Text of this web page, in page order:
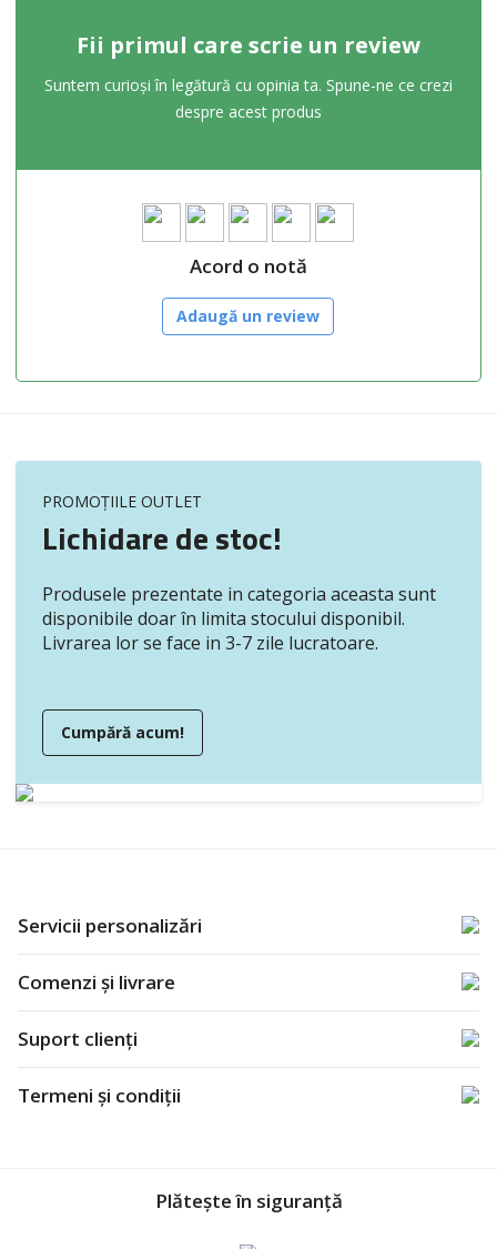
Fii primul care scrie un review
Suntem curioși în legătură cu opinia ta. Spune-ne ce crezi
despre acest produs
Acord o notă
Adaugă un review
PROMOȚIILE OUTLET
Lichidare de stoc!
Produsele prezentate in categoria aceasta sunt
disponibile doar în limita stocului disponibil.
Livrarea lor se face in 3-7 zile lucratoare.
Cumpără acum!
Servicii personalizări
Comenzi și livrare
Suport clienți
Termeni și condiții
Plătește în siguranță